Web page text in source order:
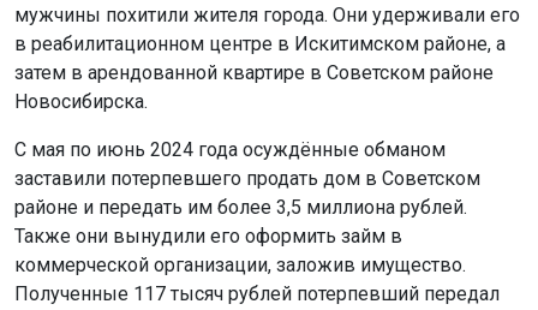
мужчины похитили жителя города. Они удерживали его
в реабилитационном центре в Искитимском районе, а
затем в арендованной квартире в Советском районе
Новосибирска.
С мая по июнь 2024 года осуждённые обманом
заставили потерпевшего продать дом в Советском
районе и передать им более 3,5 миллиона рублей.
Также они вынудили его оформить займ в
коммерческой организации, заложив имущество.
Полученные 117 тысяч рублей потерпевший передал